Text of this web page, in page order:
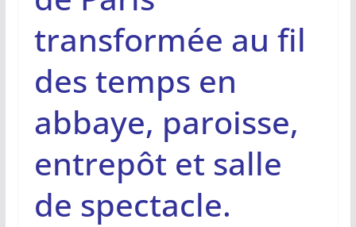
transformée au fil
des temps en
abbaye, paroisse,
entrepôt et salle
de spectacle.